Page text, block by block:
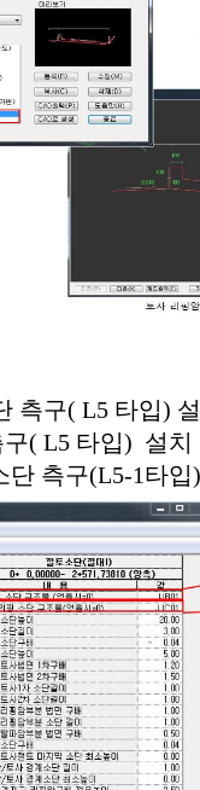
측구( L5 타입)
( L5 타입) 설치
측구(L5-1타입